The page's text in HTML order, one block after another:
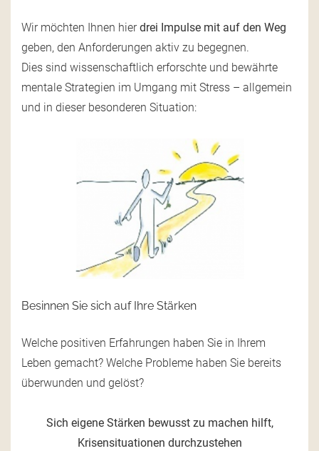
Wir möchten Ihnen hierdrei Impulse mit auf den Weg
geben, den Anforderungen aktiv zu begegnen.
Dies sind wissenschaftlich erforschte und bewährte
mentale Strategien im Umgang mit Stress – allgemein
und in dieser besonderen Situation:
Besinnen Sie sich auf Ihre Stärken
Welche positiven Erfahrungen haben Sie in Ihrem
Leben gemacht? Welche Probleme haben Sie bereits
überwunden und gelöst?
Sich eigene Stärken bewusst zu machen hilft,
Krisensituationen durchzustehen